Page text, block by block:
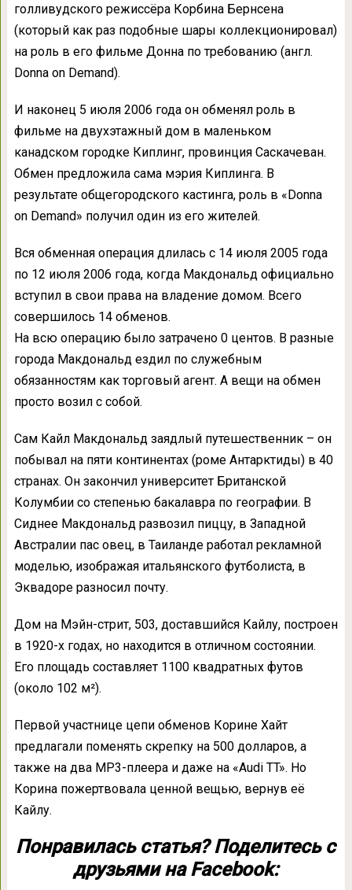
голливудского режиссёра Корбина Бернсена
(который как раз подобные шары коллекционировал)
на роль в его фильме Донна по требованию (англ.
Donna on Demand).
И наконец 5 июля 2006 года он обменял роль в
фильме на двухэтажный дом в маленьком
канадском городке Киплинг, провинция Саскачеван.
Обмен предложила сама мэрия Киплинга. В
результате общегородского кастинга, роль в «Donna
on Demand» получил один из его жителей.
Вся обменная операция длилась с 14 июля 2005 года
по 12 июля 2006 года, когда Макдональд официально
вступил в свои права на владение домом. Всего
совершилось 14 обменов.
На всю операцию было затрачено 0 центов. В разные
города Макдональд ездил по служебным
обязанностям как торговый агент. А вещи на обмен
просто возил с собой.
Сам Кайл Макдональд заядлый путешественник – он
побывал на пяти континентах (роме Антарктиды) в 40
странах. Он закончил университет Британской
Колумбии со степенью бакалавра по географии. В
Сиднее Макдональд развозил пиццу, в Западной
Австралии пас овец, в Таиланде работал рекламной
моделью, изображая итальянского футболиста, в
Эквадоре разносил почту.
Дом на Мэйн-стрит, 503, доставшийся Кайлу, построен
в 1920-х годах, но находится в отличном состоянии.
Его площадь составляет 1100 квадратных футов
(около 102 м²).
Первой участнице цепи обменов Корине Хайт
предлагали поменять скрепку на 500 долларов, а
также на два MP3-плеера и даже на «Audi TT». Но
Корина пожертвовала ценной вещью, вернув её
Кайлу.
Понравилась статья? Поделитесь с
друзьями на Facebook: